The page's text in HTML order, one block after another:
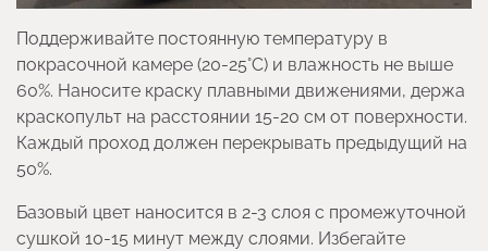
Поддерживайте постоянную температуру в
покрасочной камере (20-25°C) и влажность не выше
60%. Наносите краску плавными движениями, держа
краскопульт на расстоянии 15-20 см от поверхности.
Каждый проход должен перекрывать предыдущий на
50%.
Базовый цвет наносится в 2-3 слоя с промежуточной
сушкой 10-15 минут между слоями. Избегайте